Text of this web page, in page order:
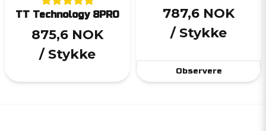
TT Technology 8PRO
875,6 NOK
/ Stykke
787,6 NOK
/ Stykke
Observere